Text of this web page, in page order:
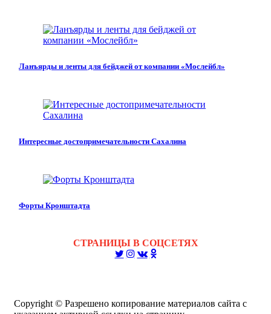
Ланъярды и ленты для бейджей от компании «Мослейбл»
Интересные достопримечательности Сахалина
Форты Кронштадта
СТРАНИЦЫ В СОЦСЕТЯХ
Copyright © Разрешено копирование материалов сайта с